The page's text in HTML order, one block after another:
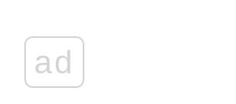
ad